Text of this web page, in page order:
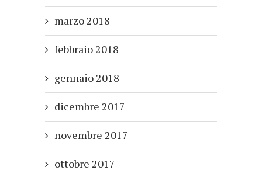
marzo 2018
febbraio 2018
gennaio 2018
dicembre 2017
novembre 2017
ottobre 2017